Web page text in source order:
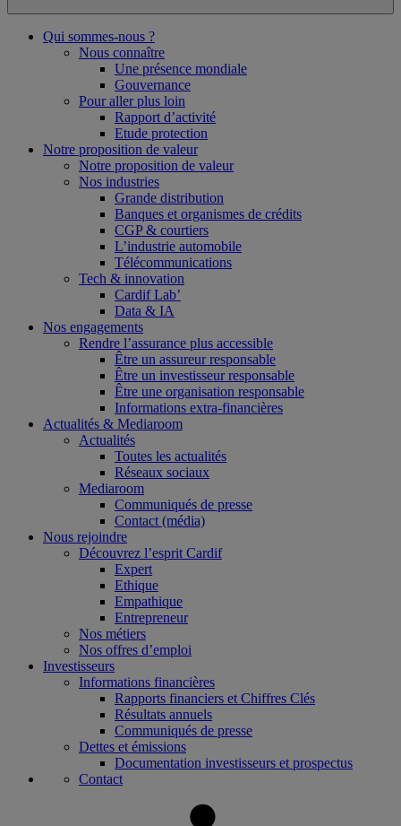
Qui sommes-nous ?
Nous connaître
Une présence mondiale
Gouvernance
Pour aller plus loin
Rapport d’activité
Etude protection
Notre proposition de valeur
Notre proposition de valeur
Nos industries
Grande distribution
Banques et organismes de crédits
CGP & courtiers
L’industrie automobile
Télécommunications
Tech & innovation
Cardif Lab’
Data & IA
Nos engagements
Rendre l’assurance plus accessible
Être un assureur responsable
Être un investisseur responsable
Être une organisation responsable
Informations extra-financières
Actualités & Mediaroom
Actualités
Toutes les actualités
Réseaux sociaux
Mediaroom
Communiqués de presse
Contact (média)
Nous rejoindre
Découvrez l’esprit Cardif
Expert
Ethique
Empathique
Entrepreneur
Nos métiers
Nos offres d’emploi
Investisseurs
Informations financières
Rapports financiers et Chiffres Clés
Résultats annuels
Communiqués de presse
Dettes et émissions
Documentation investisseurs et prospectus
Contact